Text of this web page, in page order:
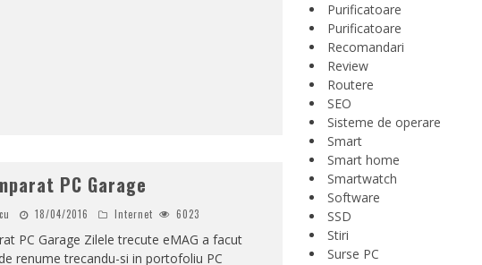
PC Garage
18/04/2016 Internet 6023
PC Garage Zilele trecute eMAG a facut
renume trecandu-si in portofoliu PC
Purificatoare
Purificatoare
Recomandari
Review
Routere
SEO
Sisteme de operare
Smart
Smart home
Smartwatch
Software
SSD
Stiri
Surse PC